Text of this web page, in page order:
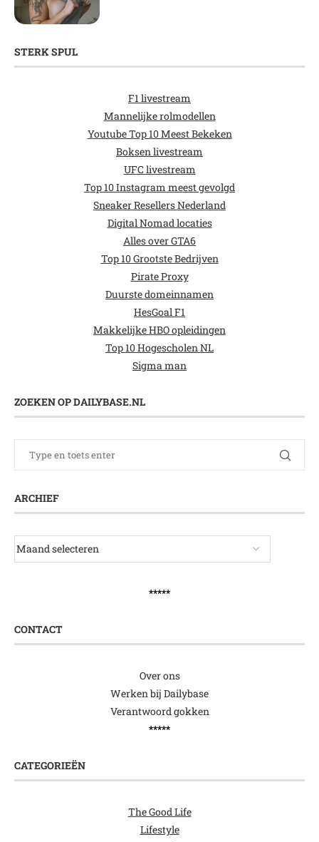
STERK SPUL
F1 livestream
Mannelijke rolmodellen
Youtube Top 10 Meest Bekeken
Boksen livestream
UFC livestream
Top 10 Instagram meest gevolgd
Sneaker Resellers Nederland
Digital Nomad locaties
Alles over GTA6
Top 10 Grootste Bedrijven
Pirate Proxy
Duurste domeinnamen
HesGoal F1
Makkelijke HBO opleidingen
Top 10 Hogescholen NL
Sigma man
ZOEKEN OP DAILYBASE.NL
ARCHIEF
*****
CONTACT
Over ons
Werken bij Dailybase
Verantwoord gokken
*****
CATEGORIEËN
The Good Life
Lifestyle